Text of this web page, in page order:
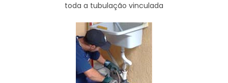
toda a tubulação vinculada